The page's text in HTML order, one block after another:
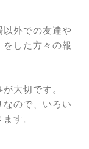
以外での友達や
した方々の報
大切です。
ので、いろい
す。